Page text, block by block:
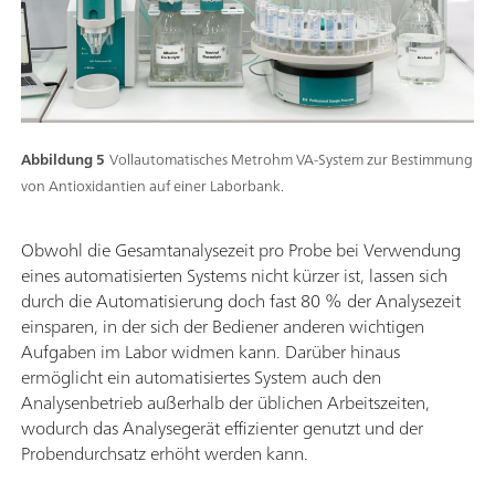
Abbildung 5 Vollautomatisches Metrohm VA-System zur Bestimmung
von Antioxidantien auf einer Laborbank.
Obwohl die Gesamtanalysezeit pro Probe bei Verwendung
eines automatisierten Systems nicht kürzer ist, lassen sich
durch die Automatisierung doch fast 80 % der Analysezeit
einsparen, in der sich der Bediener anderen wichtigen
Aufgaben im Labor widmen kann. Darüber hinaus
ermöglicht ein automatisiertes System auch den
Analysenbetrieb außerhalb der üblichen Arbeitszeiten,
wodurch das Analysegerät effizienter genutzt und der
Probendurchsatz erhöht werden kann.